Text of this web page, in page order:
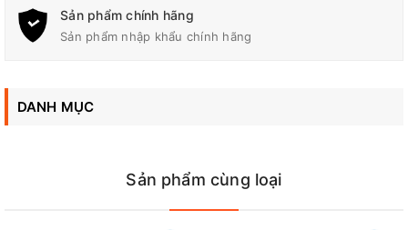
Sản phẩm chính hãng
Sản phẩm nhập khẩu chính hãng
DANH MỤC
Sản phẩm cùng loại